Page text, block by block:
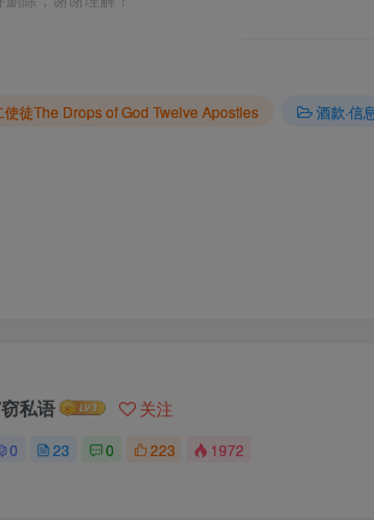
使徒The Drops of God Twelve Apostles 酒款·信
私语 关注
0 23 0 223 1972